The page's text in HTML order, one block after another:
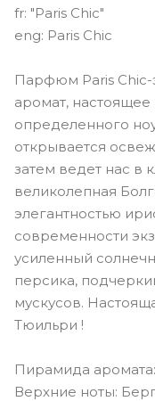
fr: "Paris Chic"
eng: Paris Chic
Парфюм Paris Chic-
аромат,
определенного
открывается
затем ведет нас в
великолепная
элегантностью
современности
усиленный
персика,
мускусов.
Тюильри !
Пирамида аромата:
Верхние ноты: